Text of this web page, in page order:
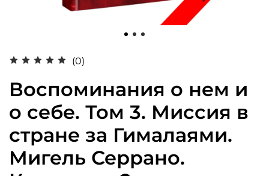
(0)
Воспоминания о нем и
о себе. Том 3. Миссия в
стране за Гималаями.
Мигель Серрано.